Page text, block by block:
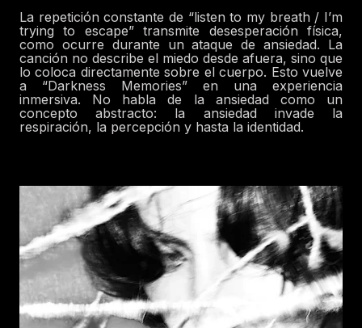
La repetición constante de “listen to my breath / I’m
trying to escape” transmite desesperación física,
como ocurre durante un ataque de ansiedad. La
canción no describe el miedo desde afuera, sino que
lo coloca directamente sobre el cuerpo. Esto vuelve
a “Darkness Memories” en una experiencia
inmersiva. No habla de la ansiedad como un
concepto abstracto: la ansiedad invade la
respiración, la percepción y hasta la identidad.